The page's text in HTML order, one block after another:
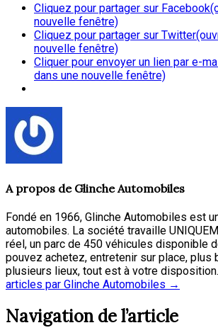
Cliquez pour partager sur
nouvelle fenêtre)
Cliquez pour partager sur
nouvelle fenêtre)
Cliquer pour envoyer un lien par e-
dans une nouvelle fenêtre)
A propos de Glinche Automobiles
Fondé en 1966, Glinche Automobiles est
automobiles. La société travaille
réel, un parc de 450 véhicules disponible
pouvez achetez, entretenir sur place, plus
plusieurs lieux, tout est à votre disposition.
articles par Glinche Automobiles →
Navigation de l’article